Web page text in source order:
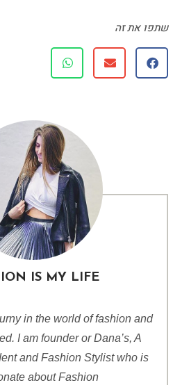
שתפו את זה
IS MY LIFE
in the world of fashion and
I am founder or Dana’s, A
and Fashion Stylist who is
about Fashion.